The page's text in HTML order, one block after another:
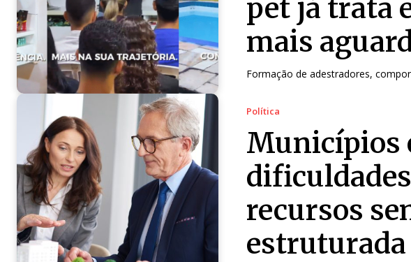
pet já trata
mais
Formação de adestradores,
Política
Municípios
recursos
estruturada